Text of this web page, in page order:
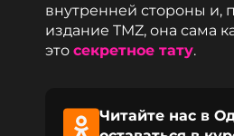
внутренней стороны и,
издание TMZ, она сама
это секретное тату.
Читайте нас в